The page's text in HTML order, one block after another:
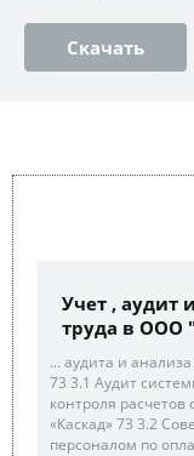
Скачать
Учет , аудит
труда в ООО
... аудита и
73 3.1 Аудит
контроля
«Каскад» 73 3.2
персоналом по